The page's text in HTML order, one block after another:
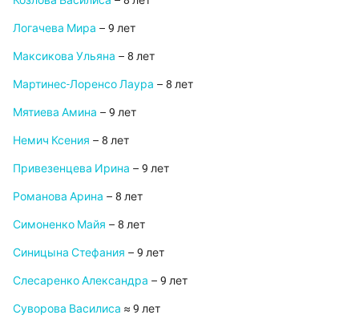
Логачева Мира – 9 лет
Максикова Ульяна – 8 лет
Мартинес-Лоренсо Лаура – 8 лет
Мятиева Амина – 9 лет
Немич Ксения – 8 лет
Привезенцева Ирина – 9 лет
Романова Арина – 8 лет
Симоненко Майя – 8 лет
Синицына Стефания – 9 лет
Слесаренко Александра – 9 лет
Суворова Василиса ≈ 9 лет